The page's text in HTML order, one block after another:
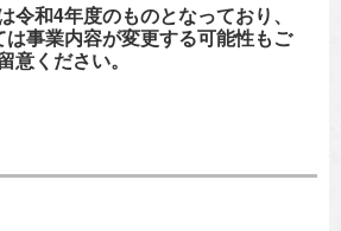
令和4年度のものとなっており、
事業内容が変更する可能性もご
意ください。